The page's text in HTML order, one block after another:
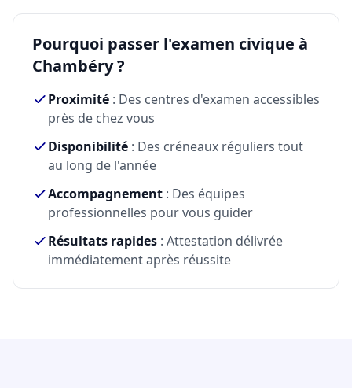
Pourquoi passer l'examen civique à
Chambéry ?
Proximité : Des centres d'examen accessibles
près de chez vous
Disponibilité : Des créneaux réguliers tout
au long de l'année
Accompagnement : Des équipes
professionnelles pour vous guider
Résultats rapides : Attestation délivrée
immédiatement après réussite